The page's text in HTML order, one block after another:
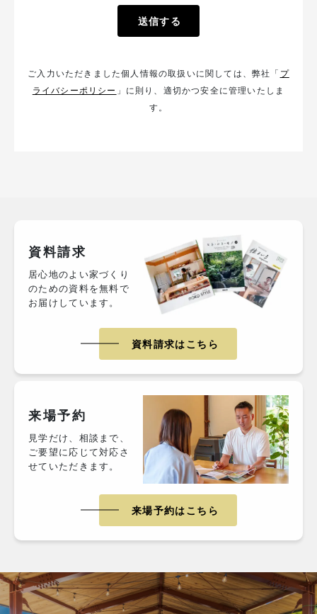
ご入力いただきました個人情報の取扱いに関しては、弊社「 プ
ライバシーポリシー 」に則り、適切かつ安全に管理いたしま
す。
資料請求
居心地のよい家づくり
のための資料を無料で
お届けしています。
資料請求はこちら
来場予約
見学だけ、相談まで、
ご要望に応じて対応さ
せていただきます。
来場予約はこちら